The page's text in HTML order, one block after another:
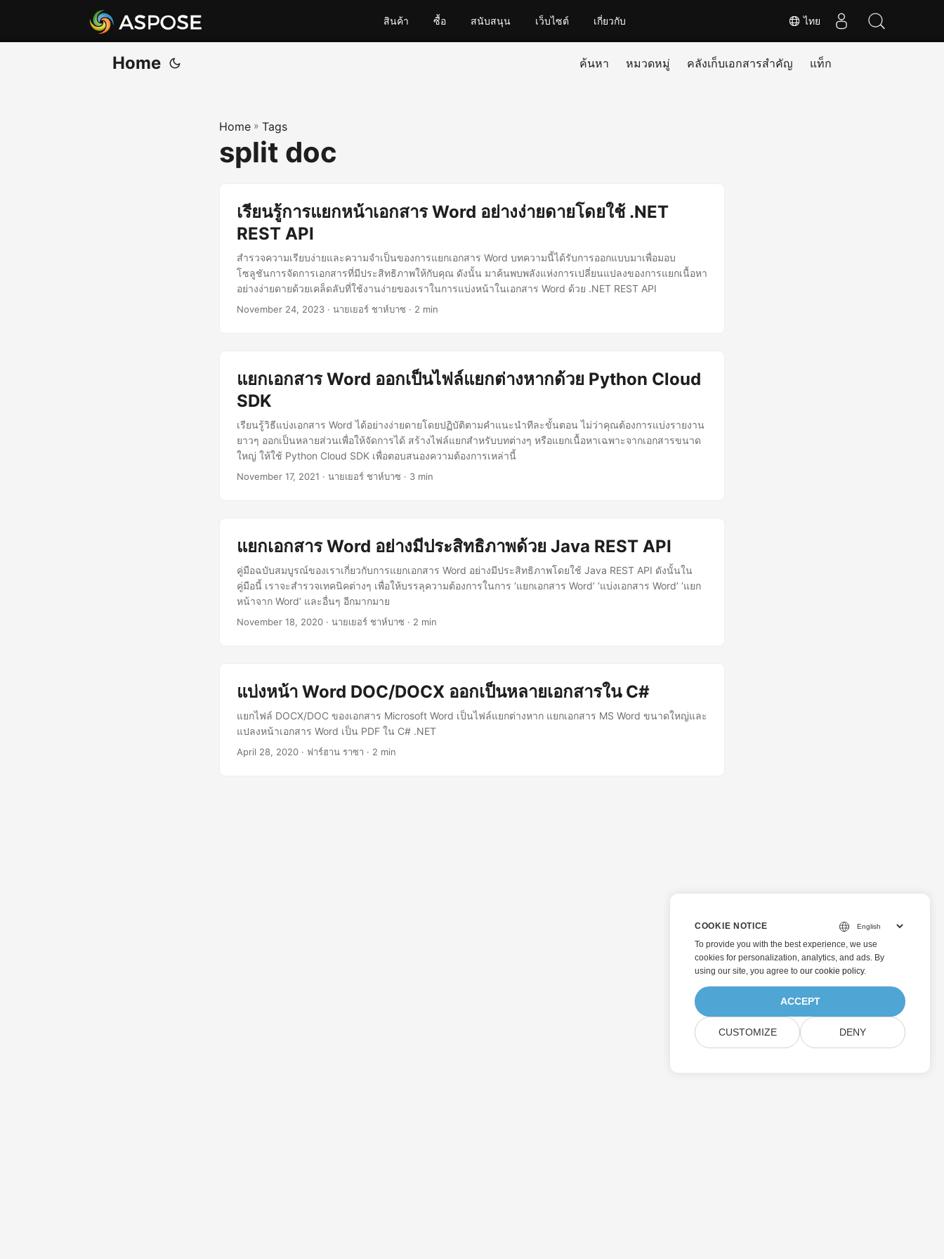
ไทย
สินค้า ซื้อ สนับสนุน เว็บไซต์ เกี่ยวกับ
Home ค้นหา หมวดหมู่ คลังเก็บเอกสารสำคัญ แท็ก
Home » Tags
split doc
เรียนรู้การแยกหน้าเอกสาร Word อย่างง่ายดายโดยใช้ .NET
REST API
สำรวจความเรียบง่ายและความจำเป็นของการแยกเอกสาร Word บทความนี้ได้รับการออกแบบมาเพื่อมอบ
โซลูชันการจัดการเอกสารที่มีประสิทธิภาพให้กับคุณ ดังนั้น มาค้นพบพลังแห่งการเปลี่ยนแปลงของการแยกเนื้อหา
อย่างง่ายดายด้วยเคล็ดลับที่ใช้งานง่ายของเราในการแบ่งหน้าในเอกสาร Word ด้วย .NET REST API
November 24, 2023 · นายเยอร์ ชาห์บาซ · 2 min
แยกเอกสาร Word ออกเป็นไฟล์แยกต่างหากด้วย Python Cloud
SDK
เรียนรู้วิธีแบ่งเอกสาร Word ได้อย่างง่ายดายโดยปฏิบัติตามคำแนะนำทีละขั้นตอน ไม่ว่าคุณต้องการแบ่งรายงาน
ยาวๆ ออกเป็นหลายส่วนเพื่อให้จัดการได้ สร้างไฟล์แยกสำหรับบทต่างๆ หรือแยกเนื้อหาเฉพาะจากเอกสารขนาด
ใหญ่ ให้ใช้ Python Cloud SDK เพื่อตอบสนองความต้องการเหล่านี้
November 17, 2021 · นายเยอร์ ชาห์บาซ · 3 min
แยกเอกสาร Word อย่างมีประสิทธิภาพด้วย Java REST API
คู่มือฉบับสมบูรณ์ของเราเกี่ยวกับการแยกเอกสาร Word อย่างมีประสิทธิภาพโดยใช้ Java REST API ดังนั้นใน
คู่มือนี้ เราจะสำรวจเทคนิคต่างๆ เพื่อให้บรรลุความต้องการในการ ‘แยกเอกสาร Word’ ‘แบ่งเอกสาร Word’ ‘แยก
หน้าจาก Word’ และอื่นๆ อีกมากมาย
November 18, 2020 · นายเยอร์ ชาห์บาซ · 2 min
แบ่งหน้า Word DOC/DOCX ออกเป็นหลายเอกสารใน C#
แยกไฟล์ DOCX/DOC ของเอกสาร Microsoft Word เป็นไฟล์แยกต่างหาก แยกเอกสาร MS Word ขนาดใหญ่และ
แปลงหน้าเอกสาร Word เป็น PDF ใน C# .NET
April 28, 2020 · ฟาร์ฮาน ราซา · 2 min
COOKIE NOTICE
To provide you with the best experience, we use
cookies for personalization, analytics, and ads. By
using our site, you agree to our cookie policy.
ACCEPT
CUSTOMIZE DENY